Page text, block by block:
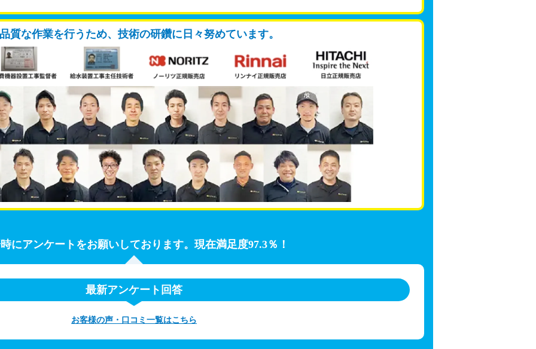
質な作業を行うため、技術の研鑽に日々努めています。
にアンケートをお願いしております。 現在満足度97.3％！
最新アンケート回答
お客様の声・口コミ一覧はこちら